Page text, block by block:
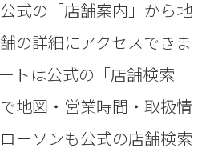
式の「店舗案内」から地
の詳細にアクセスできま
トは公式の「店舗検索
地図・営業時間・取扱情
ーソンも公式の店舗検索